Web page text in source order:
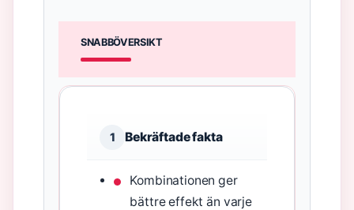
SNABBÖVERSIKT
1 Bekräftade fakta
Kombinationen ger
bättre effekt än varje